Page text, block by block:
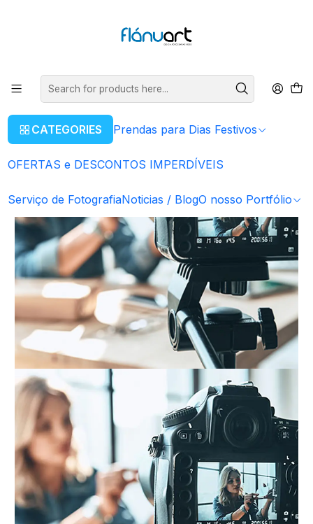
CATEGORIES Prendas para Dias Festivos
OFERTAS e DESCONTOS IMPERDÍVEIS
Serviço de FotografiaNoticias / BlogO nosso Portfólio
Serviço Audiovisual Produção e Edição de Vídeos